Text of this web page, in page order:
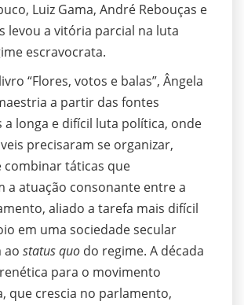
Luiz Gama, André Rebouças e
levou a vitória parcial na luta
escravocrata.
“Flores, votos e balas”, Ângela
a partir das fontes
a longa e difícil luta política, onde
precisaram se organizar,
combinar táticas que
a atuação consonante entre a
aliado a tarefa mais difícil
em uma sociedade secular
ao status quo do regime. A década
para o movimento
que crescia no parlamento,